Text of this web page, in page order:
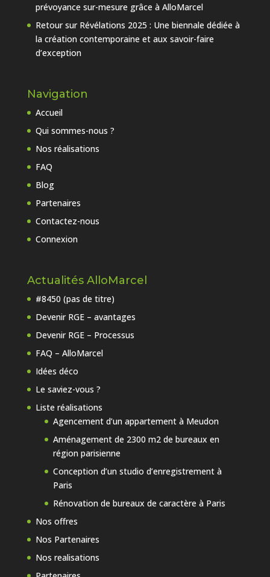
prévoyance sur-mesure grâce à AlloMarcel
Retour sur Révélations 2025 : Une biennale dédiée à
la création contemporaine et aux savoir-faire
d’exception
Navigation
Accueil
Qui sommes-nous ?
Nos réalisations
FAQ
Blog
Partenaires
Contactez-nous
Connexion
Actualités AlloMarcel
#8450 (pas de titre)
Devenir RGE – avantages
Devenir RGE – Processus
FAQ – AlloMarcel
Idées déco
Le saviez-vous ?
Liste réalisations
Agencement d’un appartement à Meudon
Aménagement de 2300 m2 de bureaux en
région parisienne
Conception d’un studio d’enregistrement à
Paris
Rénovation de bureaux de caractère à Paris
Nos offres
Nos Partenaires
Nos realisations